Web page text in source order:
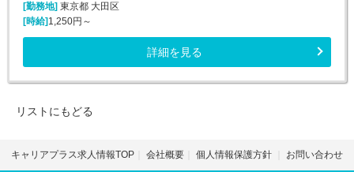
[勤務地] 東京都 大田区
[時給] 1,250円～
詳細を見る
リストにもどる
キャリアプラス求人情報TOP 会社概要 個人情報保護方針 お問い合わせ